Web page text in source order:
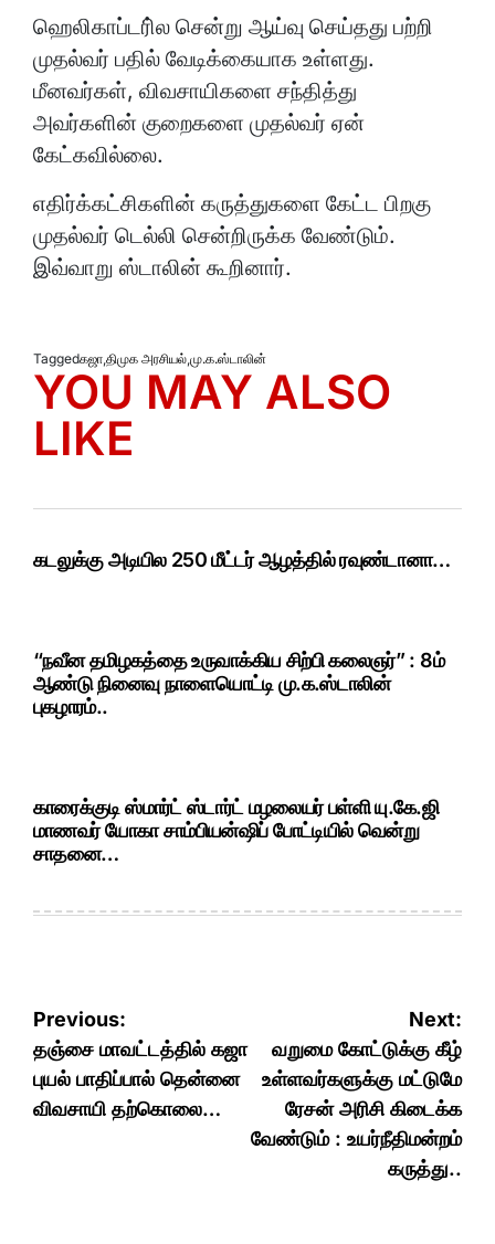
ஹெலிகாப்டரி்ல சென்று ஆய்வு செய்தது பற்றி
முதல்வர் பதில் வேடிக்கையாக உள்ளது.
மீனவர்கள், விவசாயிகளை சந்தித்து
அவர்களின் குறைகளை முதல்வர் ஏன்
கேட்கவில்லை.
எதிர்க்கட்சிகளின் கருத்துகளை கேட்ட பிறகு
முதல்வர் டெல்லி சென்றிருக்க வேண்டும்.
இவ்வாறு ஸ்டாலின் கூறினார்.
Taggedகஜா,திமுக அரசியல்,மு.க.ஸ்டாலின்
YOU MAY ALSO
LIKE
கடலுக்கு அடியில 250 மீட்டர் ஆழத்தில் ரவுண்டானா…
“நவீன தமிழகத்தை உருவாக்கிய சிற்பி கலைஞர்” : 8ம்
ஆண்டு நினைவு நாளையொட்டி மு.க.ஸ்டாலின்
புகழாரம்..
காரைக்குடி ஸ்மார்ட் ஸ்டார்ட் மழலையர் பள்ளி யு.கே.ஜி
மாணவர் யோகா சாம்பியன்ஷிப் போட்டியில் வென்று
சாதனை…
Post
navigation
Previous:
தஞ்சை மாவட்டத்தில் கஜா
புயல் பாதிப்பால் தென்னை
விவசாயி தற்கொலை…
Next:
வறுமை கோட்டுக்கு கீழ்
உள்ளவர்களுக்கு மட்டுமே
ரேசன் அரிசி கிடைக்க
வேண்டும் : உயர்நீதிமன்றம்
கருத்து..